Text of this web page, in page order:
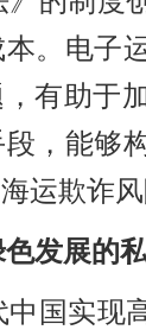
。电子
，有助于
，能够
运欺诈
发展的
国实现